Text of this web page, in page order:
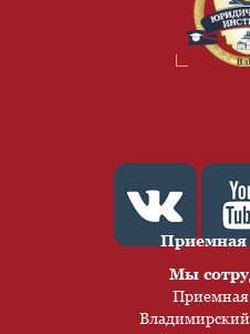
Приемная
Мы
Приемная
Владимирский